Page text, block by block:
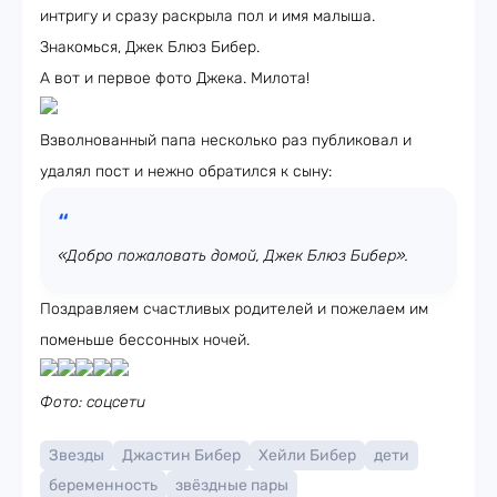
интригу и сразу раскрыла пол и имя малыша.
Знакомься, Джек Блюз Бибер.
А вот и первое фото Джека. Милота!
Взволнованный папа несколько раз публиковал и
удалял пост и нежно обратился к сыну:
«Добро пожаловать домой, Джек Блюз Бибер».
Поздравляем счастливых родителей и пожелаем им
поменьше бессонных ночей.
Фото: соцсети
Звезды Джастин Бибер Хейли Бибер
дети
беременность
звёздные пары